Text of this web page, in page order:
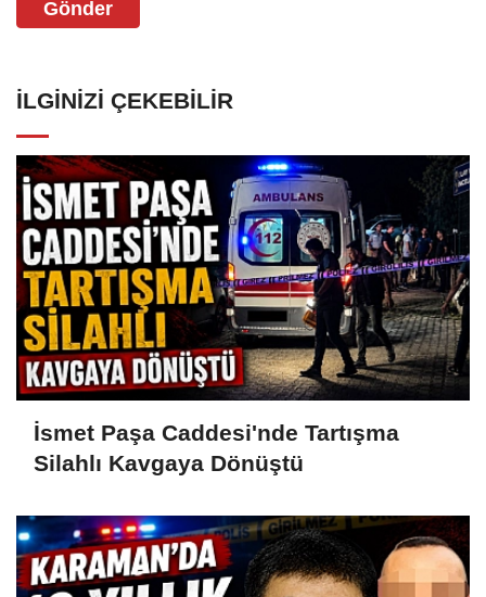
Gönder
İLGINIZI ÇEKEBILIR
İsmet Paşa Caddesi'nde Tartışma
Silahlı Kavgaya Dönüştü